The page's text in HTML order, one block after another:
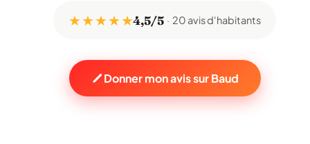
★ ★ ★ ★ ★4,5/5 20 avis d'habitants
Donner mon avis sur Baud